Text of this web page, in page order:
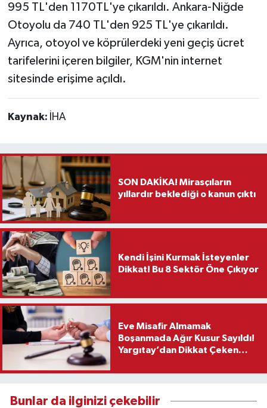
995 TL'den 1170TL'ye çıkarıldı. Ankara-Niğde
Otoyolu da 740 TL'den 925 TL'ye çıkarıldı.
Ayrıca, otoyol ve köprülerdeki yeni geçiş ücret
tarifelerini içeren bilgiler, KGM'nin internet
sitesinde erişime açıldı.
Kaynak: İHA
SON DAKİKA! Mirasçıların
yıllardır beklediği o kanun çıktı
Kendi İşini Kurmak İsteyenler
Dikkat! Bu 8 Sektör Öne Çıkıyor
Eve Misafir Almamak
Boşanmada Ağır Kusur Sayıldı!
Yargıtay’dan Dikkat Çeken
Bunlar da ilginizi çekebilir